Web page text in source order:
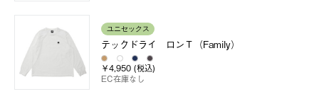
ユニセックス
テックドライ ロンＴ（Family）
￥4,950 (税込)
EC在庫なし